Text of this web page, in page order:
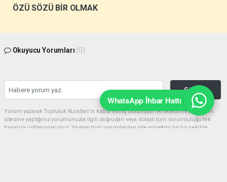
ÖZÜ SÖZÜ BİR OLMAK
Okuyucu Yorumları (0)
Gönder
Yorum yazarak Topluluk Kuralları’nı kabul etmiş bulunuyor ve akyazimeydan.com
sitesine yaptığınız yorumunuzla ilgili doğrudan veya dolaylı tüm sorumluluğu tek
başınıza üstleniyorsunuz. Yazılan tüm yorumlardan site yönetimi hiçbir şekilde
WhatsApp İhbar Hattı